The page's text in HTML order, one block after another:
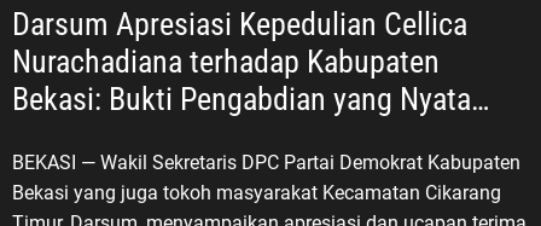
Darsum Apresiasi Kepedulian Cellica
Nurachadiana terhadap Kabupaten
Bekasi: Bukti Pengabdian yang Nyata
BEKASI — Wakil Sekretaris DPC Partai Demokrat Kabupaten
Bekasi yang juga tokoh masyarakat Kecamatan Cikarang